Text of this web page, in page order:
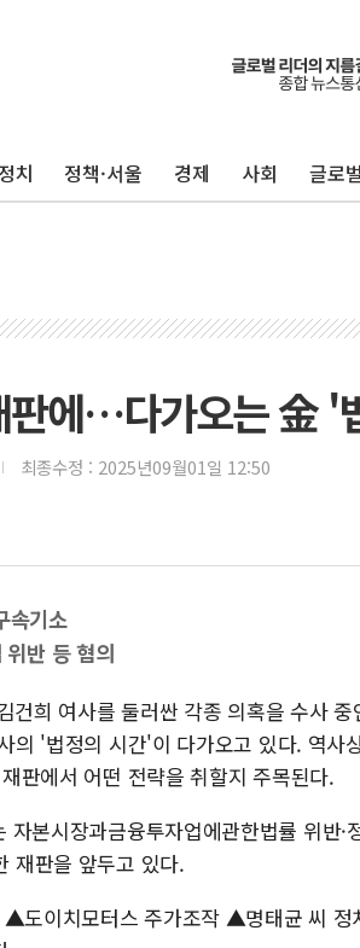
정치 정책·서울 경제 사회 글로
판에…다가오는 金 '
최종수정 : 2025년09월01일 12:50
속기소
위반 등 혐의
건희 여사를 둘러싼 각종 의혹을 수사
의 '법정의 시간'이 다가오고 있다. 역사
판에서 어떤 전략을 취할지 주목된다.
본시장과금융투자업에관한법률 위반·
재판을 앞두고 있다.
▲도이치모터스 주가조작 ▲명태균 씨